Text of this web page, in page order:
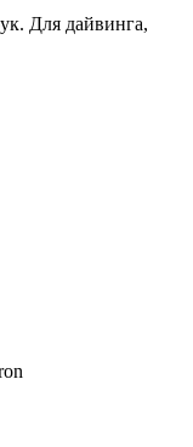
Для дайвинга,